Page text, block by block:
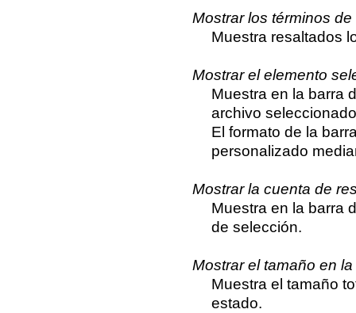
Mostrar los términos
Muestra resaltados
Mostrar el elemento
Muestra en la barra
archivo
El formato de la
personalizado
Mostrar la cuenta de
Muestra en la barra
de selección.
Mostrar el tamaño en
Muestra el tamaño
estado.